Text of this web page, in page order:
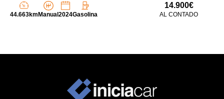
44.663kmManual2024Gasolina
14.900€
AL CONTADO